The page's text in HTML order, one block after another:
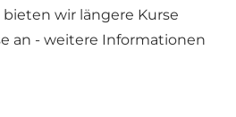
bieten wir längere Kurse
an - weitere Informationen